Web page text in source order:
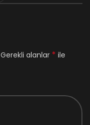
Gerekli alanlar * ile